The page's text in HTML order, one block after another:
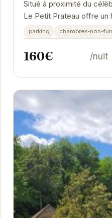
Situé à proximité du
Le Petit Prateau offre
et fonctionnel. Idéal pour
parking chambres-non-
160€ /nuit